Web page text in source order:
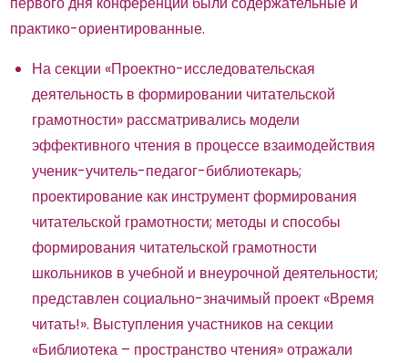
практико-ориентированные.
На секции «Проектно-исследовательская
деятельность в формировании читательской
грамотности» рассматривались модели
эффективного чтения в процессе взаимодействия
ученик-учитель-педагог-библиотекарь;
проектирование как инструмент формирования
читательской грамотности; методы и способы
формирования читательской грамотности
школьников в учебной и внеурочной деятельности;
представлен социально-значимый проект «Время
читать!». Выступления участников на секции
«Библиотека – пространство чтения» отражали